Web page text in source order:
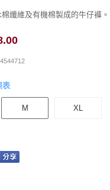
纖維及有機棉製成的牛仔褲。
表
M XL